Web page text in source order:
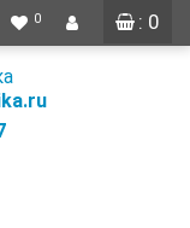
: 0
0